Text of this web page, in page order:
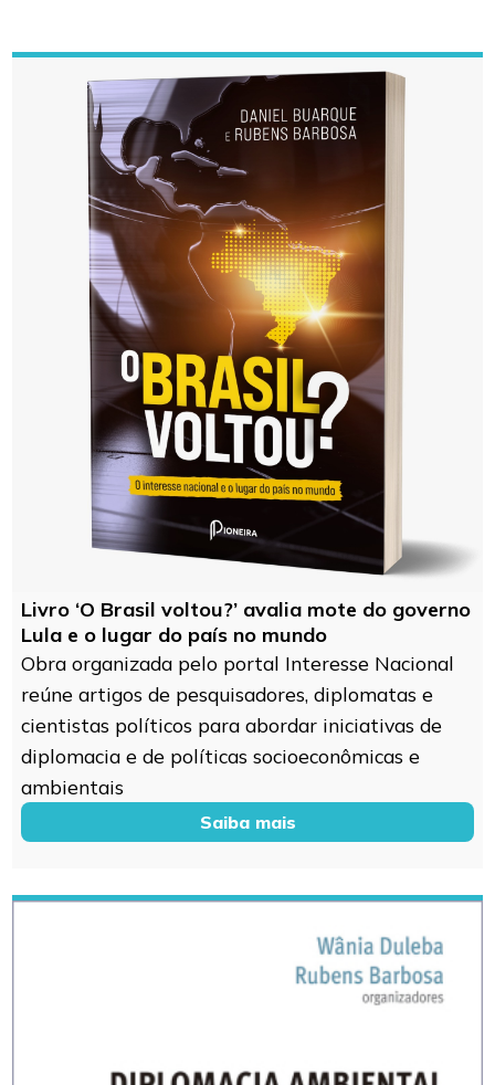
Livro ‘O Brasil voltou?’ avalia mote do governo
Lula e o lugar do país no mundo
Obra organizada pelo portal Interesse Nacional
reúne artigos de pesquisadores, diplomatas e
cientistas políticos para abordar iniciativas de
diplomacia e de políticas socioeconômicas e
ambientais
Saiba mais